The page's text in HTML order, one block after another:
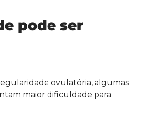
pode ser
ovulatória, algumas
maior dificuldade para